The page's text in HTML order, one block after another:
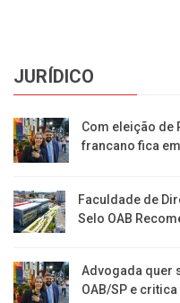
JURÍDICO
Com eleição de
francano fica
Faculdade de
Selo OAB
Advogada quer
OAB/SP e